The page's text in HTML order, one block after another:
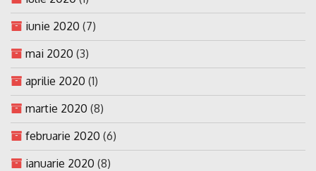
iunie 2020 (7)
mai 2020 (3)
aprilie 2020 (1)
martie 2020 (8)
februarie 2020 (6)
ianuarie 2020 (8)